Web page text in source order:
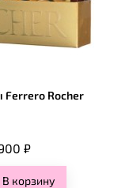
Ferrero Rocher
₽
В корзину